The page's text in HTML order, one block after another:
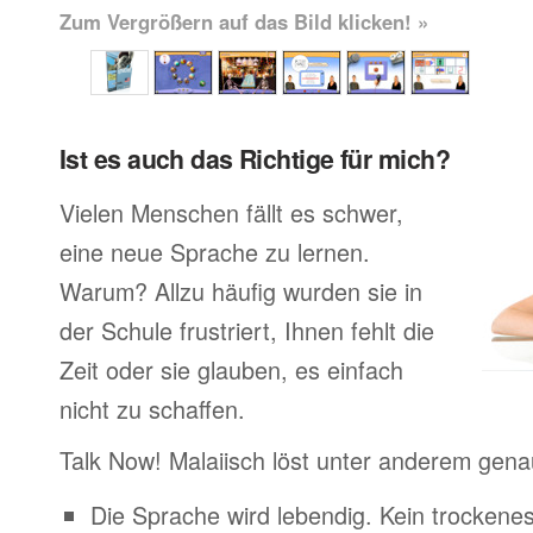
Zum Vergrößern auf das Bild klicken! »
Ist es auch das Richtige für mich?
Vielen Menschen fällt es schwer,
eine neue Sprache zu lernen.
Warum? Allzu häufig wurden sie in
der Schule frustriert, Ihnen fehlt die
Zeit oder sie glauben, es einfach
nicht zu schaffen.
Talk Now! Malaiisch löst unter anderem
Die Sprache wird lebendig. Kein